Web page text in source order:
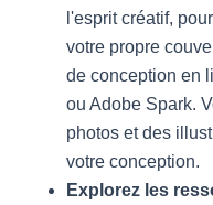
l'esprit créatif,
votre propre
de conception en
ou Adobe Spark.
photos et des
votre conception.
Explorez les